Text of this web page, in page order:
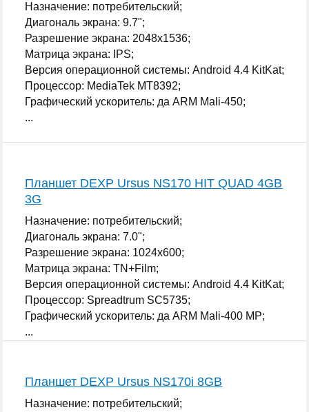
Назначение: потребительский;
Диагональ экрана: 9.7";
Разрешение экрана: 2048x1536;
Матрица экрана: IPS;
Версия операционной системы: Android 4.4 KitKat;
Процессор: MediaTek MT8392;
Графический ускоритель: да ARM Mali-450;
...
Планшет DEXP Ursus NS170 HIT QUAD 4GB
3G
Назначение: потребительский;
Диагональ экрана: 7.0";
Разрешение экрана: 1024x600;
Матрица экрана: TN+Film;
Версия операционной системы: Android 4.4 KitKat;
Процессор: Spreadtrum SC5735;
Графический ускоритель: да ARM Mali-400 MP;
...
Планшет DEXP Ursus NS170i 8GB
Назначение: потребительский;